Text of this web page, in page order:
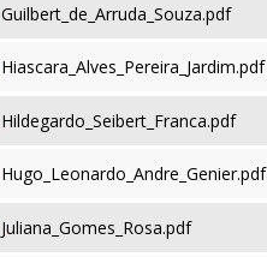
Guilbert_de_Arruda_Souza.pdf
Hiascara_Alves_Pereira_Jardim.pdf
Hildegardo_Seibert_Franca.pdf
Hugo_Leonardo_Andre_Genier.pdf
Juliana_Gomes_Rosa.pdf